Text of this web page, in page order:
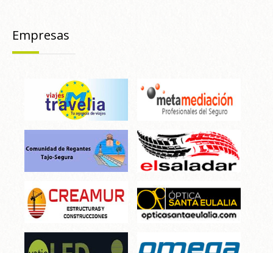
Empresas